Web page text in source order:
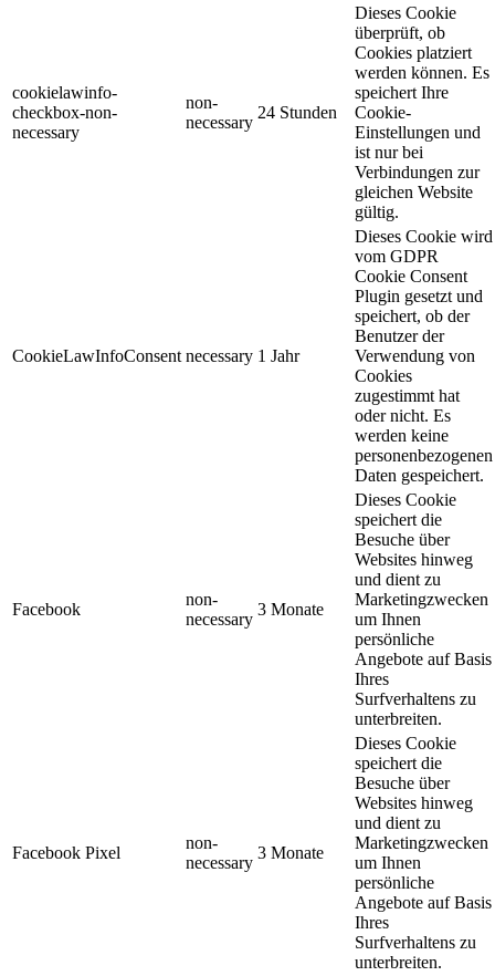
cookielawinfo-
checkbox-non-
necessary
non-
necessary
24 Stunden
Dieses Cookie
überprüft, ob
Cookies platziert
werden können. Es
speichert Ihre
Cookie-
Einstellungen und
ist nur bei
Verbindungen zur
gleichen Website
gültig.
CookieLawInfoConsent necessary 1 Jahr
Dieses Cookie wird
vom GDPR
Cookie Consent
Plugin gesetzt und
speichert, ob der
Benutzer der
Verwendung von
Cookies
zugestimmt hat
oder nicht. Es
werden keine
personenbezogenen
Daten gespeichert.
Facebook
non-
necessary
3 Monate
Dieses Cookie
speichert die
Besuche über
Websites hinweg
und dient zu
Marketingzwecken
um Ihnen
persönliche
Angebote auf Basis
Ihres
Surfverhaltens zu
unterbreiten.
Facebook Pixel
non-
necessary
3 Monate
Dieses Cookie
speichert die
Besuche über
Websites hinweg
und dient zu
Marketingzwecken
um Ihnen
persönliche
Angebote auf Basis
Ihres
Surfverhaltens zu
unterbreiten.